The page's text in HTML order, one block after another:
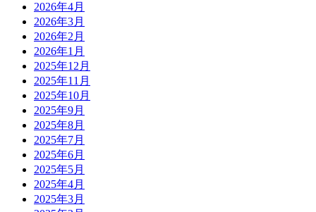
2026年4月
2026年3月
2026年2月
2026年1月
2025年12月
2025年11月
2025年10月
2025年9月
2025年8月
2025年7月
2025年6月
2025年5月
2025年4月
2025年3月